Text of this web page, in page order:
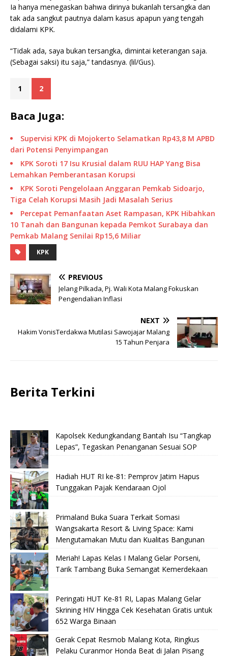
Ia hanya menegaskan bahwa dirinya bukanlah tersangka dan
tak ada sangkut pautnya dalam kasus apapun yang tengah
didalami KPK.
“Tidak ada, saya bukan tersangka, dimintai keterangan saja.
(Sebagai saksi) itu saja,” tandasnya. (lil/Gus).
1 2
Baca Juga:
Supervisi KPK di Mojokerto Selamatkan Rp43,8 M APBD
dari Potensi Penyimpangan
KPK Soroti 17 Isu Krusial dalam RUU HAP Yang Bisa
Lemahkan Pemberantasan Korupsi
KPK Soroti Pengelolaan Anggaran Pemkab Sidoarjo,
Tiga Celah Korupsi Masih Jadi Masalah Serius
Percepat Pemanfaatan Aset Rampasan, KPK Hibahkan
10 Tanah dan Bangunan kepada Pemkot Surabaya dan
Pemkab Malang Senilai Rp15,6 Miliar
KPK
PREVIOUS
Jelang Pilkada, Pj. Wali Kota Malang Fokuskan
Pengendalian Inflasi
NEXT
Hakim VonisTerdakwa Mutilasi Sawojajar Malang
15 Tahun Penjara
Berita Terkini
Kapolsek Kedungkandang Bantah Isu “Tangkap
Lepas”, Tegaskan Penanganan Sesuai SOP
Hadiah HUT RI ke-81: Pemprov Jatim Hapus
Tunggakan Pajak Kendaraan Ojol
Primaland Buka Suara Terkait Somasi
Wangsakarta Resort & Living Space: Kami
Mengutamakan Mutu dan Kualitas Bangunan
Meriah! Lapas Kelas I Malang Gelar Porseni,
Tarik Tambang Buka Semangat Kemerdekaan
Peringati HUT Ke-81 RI, Lapas Malang Gelar
Skrining HIV Hingga Cek Kesehatan Gratis untuk
652 Warga Binaan
Gerak Cepat Resmob Malang Kota, Ringkus
Pelaku Curanmor Honda Beat di Jalan Pisang